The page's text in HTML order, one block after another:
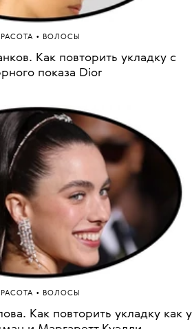
• ВОЛОСЫ
Как повторить укладку с
показа Dior
• ВОЛОСЫ
Как повторить укладку как у